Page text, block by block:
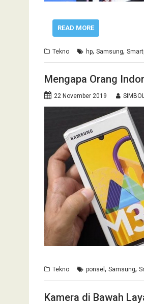
READ MORE
Tekno hp, Samsung,
Mengapa Orang
22 November 2019
Tekno ponsel , Samsung,
Kamera di Bawah